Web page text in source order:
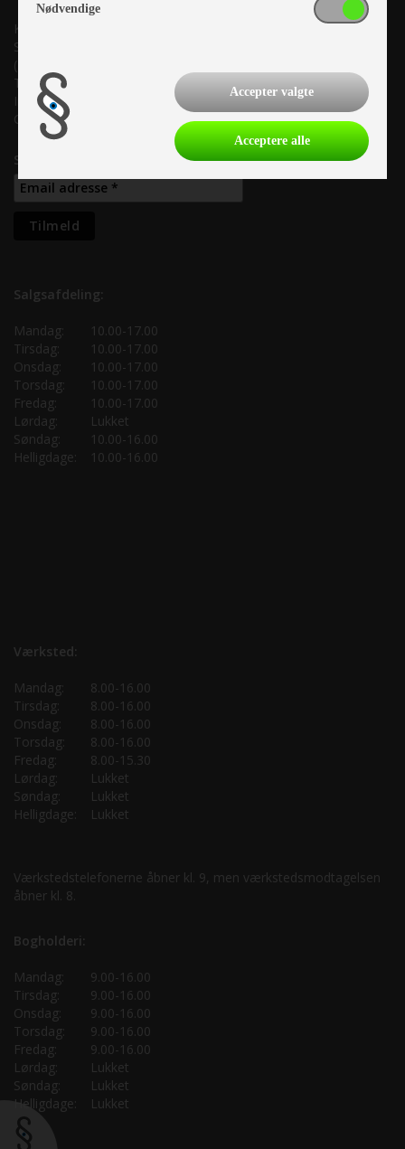
Kronjyllands Camping Center A/S
Suderholmen 10, 8960 Randers SØ
(Lige ud til Grenåvej)
Tlf. +45 87 10 98 70
Info@as-kcc.dk
CVR: 33 38 77 33
Samtykke til nyhedsbrev
Salgsafdeling:
Mandag:
10.00-17.00
Tirsdag:
10.00-17.00
Onsdag:
10.00-17.00
Torsdag:
10.00-17.00
Fredag:
10.00-17.00
Lørdag:
Lukket
Søndag:
10.00-16.00
Helligdage:
10.00-16.00
Værksted:
Mandag:
8.00-16.00
Tirsdag:
8.00-16.00
Onsdag:
8.00-16.00
Torsdag:
8.00-16.00
Fredag:
8.00-15.30
Lørdag:
Lukket
Søndag:
Lukket
Helligdage:
Lukket
Værkstedstelefonerne åbner kl. 9, men værkstedsmodtagelsen
åbner kl. 8.
Bogholderi:
Mandag:
9.00-16.00
Tirsdag:
9.00-16.00
Onsdag:
9.00-16.00
Torsdag:
9.00-16.00
Fredag:
9.00-16.00
Lørdag:
Lukket
Søndag:
Lukket
Helligdage:
Lukket
Nødvendige
Accepter valgte
Acceptere alle